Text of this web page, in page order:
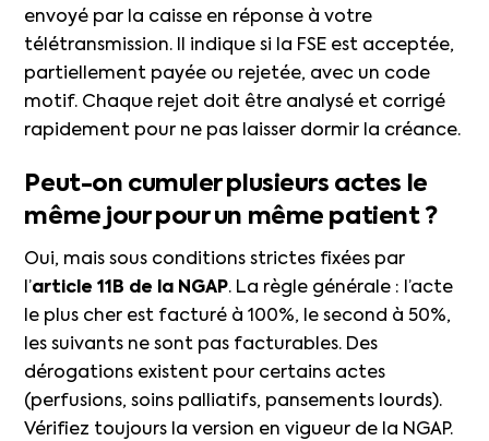
envoyé par la caisse en réponse à votre
télétransmission. Il indique si la FSE est acceptée,
partiellement payée ou rejetée, avec un code
motif. Chaque rejet doit être analysé et corrigé
rapidement pour ne pas laisser dormir la créance.
Peut-on cumuler plusieurs actes le
même jour pour un même patient ?
Oui, mais sous conditions strictes fixées par
l’article 11B de la NGAP. La règle générale : l’acte
le plus cher est facturé à 100%, le second à 50%,
les suivants ne sont pas facturables. Des
dérogations existent pour certains actes
(perfusions, soins palliatifs, pansements lourds).
Vérifiez toujours la version en vigueur de la NGAP.